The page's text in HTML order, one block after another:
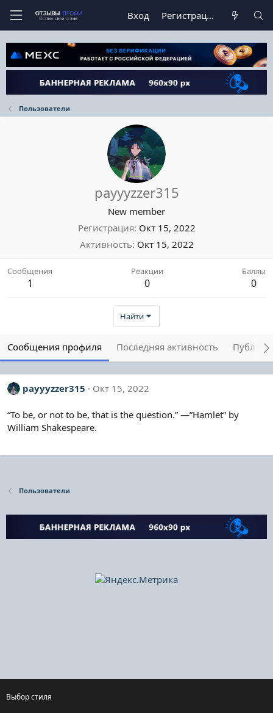
Вход Регистрация
Пользователи
payyyzzer315
New member
Регистрация Окт 15, 2022
Активность Окт 15, 2022
Сообщения
1
Реакции
0
Баллы
0
Найти
Сообщения профиля Последняя активность
payyyzzer315 Окт 15, 2022
“To be, or not to be, that is the question.” —”Hamlet” by
William Shakespeare.
Пользователи
Выбор стиля